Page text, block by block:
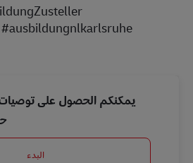
يمكنكم الحصول على
البدء